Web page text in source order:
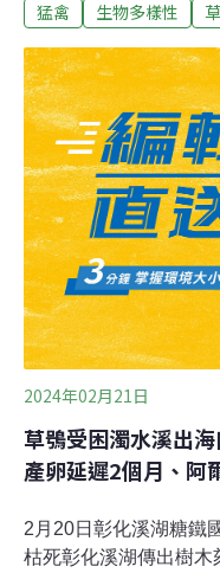
物，為草鴞保育增加一
境變動劇烈，經常因
題消失。棲地大幅減
機，被列為一級保育
草鴞生態監測利器心
型讓人過目不忘，牠
帶到棲架上吃，遇到
季還會一起站在棲架上
架，才能親眼目睹。
農田環境覓食，因而面
猛禽
生物多樣性
2024年02月21日
草鴞受困濁水溪出
產卵延遲2個月、阿
2月20日彰化溪湖糖鐵
枯死彰化溪湖傳出樹木